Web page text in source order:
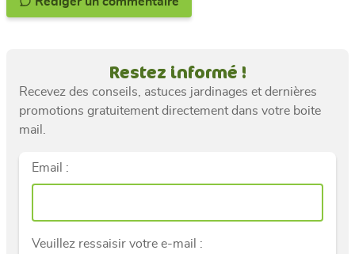
Restez informé !
Recevez des conseils, astuces jardinages et dernières
promotions gratuitement directement dans votre boite
mail.
Email :
Veuillez ressaisir votre e-mail :